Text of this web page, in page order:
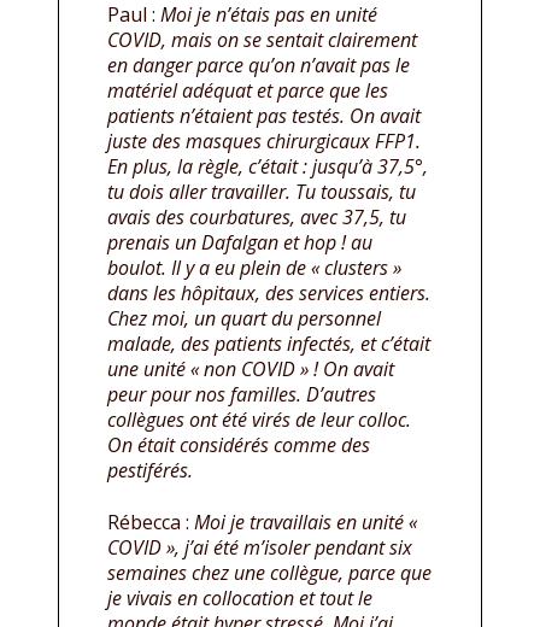
Paul : Moi je n’étais pas en unité
COVID, mais on se sentait clairement
en danger parce qu’on n’avait pas le
matériel adéquat et parce que les
patients n’étaient pas testés. On avait
juste des masques chirurgicaux FFP1.
En plus, la règle, c’était : jusqu’à 37,5°,
tu dois aller travailler. Tu toussais, tu
avais des courbatures, avec 37,5, tu
prenais un Dafalgan et hop ! au
boulot. Il y a eu plein de « clusters »
dans les hôpitaux, des services entiers.
Chez moi, un quart du personnel
malade, des patients infectés, et c’était
une unité « non COVID » ! On avait
peur pour nos familles. D’autres
collègues ont été virés de leur colloc.
On était considérés comme des
pestiférés.
Rébecca : Moi je travaillais en unité «
COVID », j’ai été m’isoler pendant six
semaines chez une collègue, parce que
je vivais en collocation et tout le